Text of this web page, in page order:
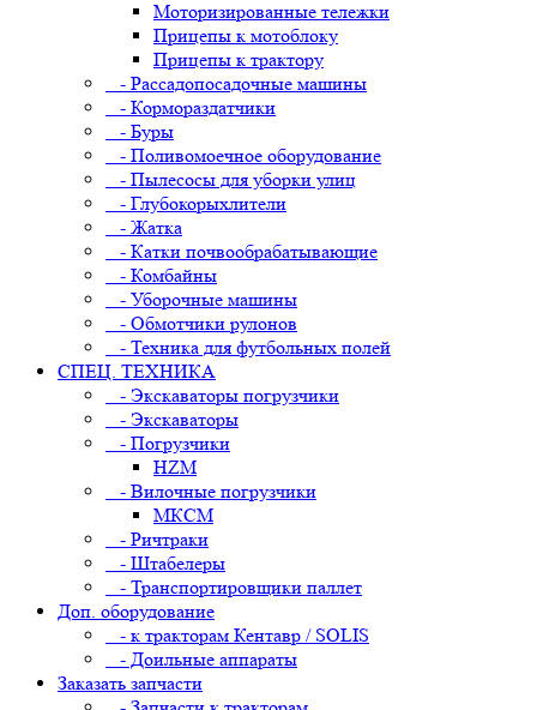
Моторизированные тележки
Прицепы к мотоблоку
Прицепы к трактору
- Рассадопосадочные машины
- Кормораздатчики
- Буры
- Поливомоечное оборудование
- Пылесосы для уборки улиц
- Глубокорыхлители
- Жатка
- Катки почвообрабатывающие
- Комбайны
- Уборочные машины
- Обмотчики рулонов
- Техника для футбольных полей
СПЕЦ. ТЕХНИКА
- Экскаваторы погрузчики
- Экскаваторы
- Погрузчики
HZM
- Вилочные погрузчики
МКСМ
- Ричтраки
- Штабелеры
- Транспортировщики паллет
Доп. оборудование
- к тракторам Кентавр / SOLIS
- Доильные аппараты
Заказать запчасти